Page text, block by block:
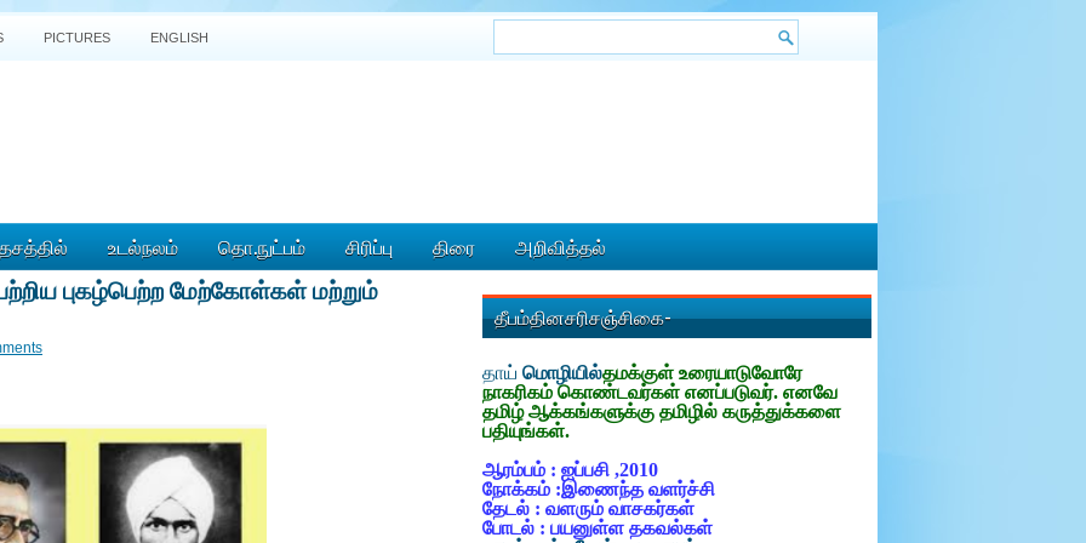
PICTURES ENGLISH
உடல்நலம் தொ.நுட்பம் சிரிப்பு திரை அறிவித்தல்
புகழ்பெற்ற மேற்கோள்கள் மற்றும்
தீபம்தினசரிசஞ்சிகை-
தாய் மொழியில்தமக்குள் உரையாடுவோரே
நாகரிகம் கொண்டவர்கள் எனப்படுவர். எனவே
தமிழ் ஆக்கங்களுக்கு தமிழில் கருத்துக்களை
பதியுங்கள்.
ஆரம்பம் : ஐப்பசி ,2010
நோக்கம் :இணைந்த வளர்ச்சி
தேடல் : வளரும் வாசகர்கள்
போடல் : பயனுள்ள தகவல்கள்